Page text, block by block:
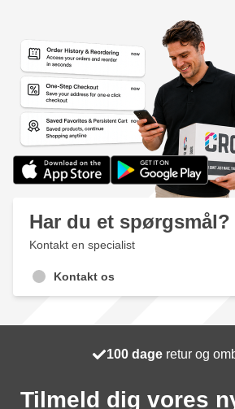
Har du et spørgsmål?
Kontakt en specialist
Kontakt os
Bestil før kl. 23.59,vi
Gratis levering
100 dageretur og
Tilmeld dig vores